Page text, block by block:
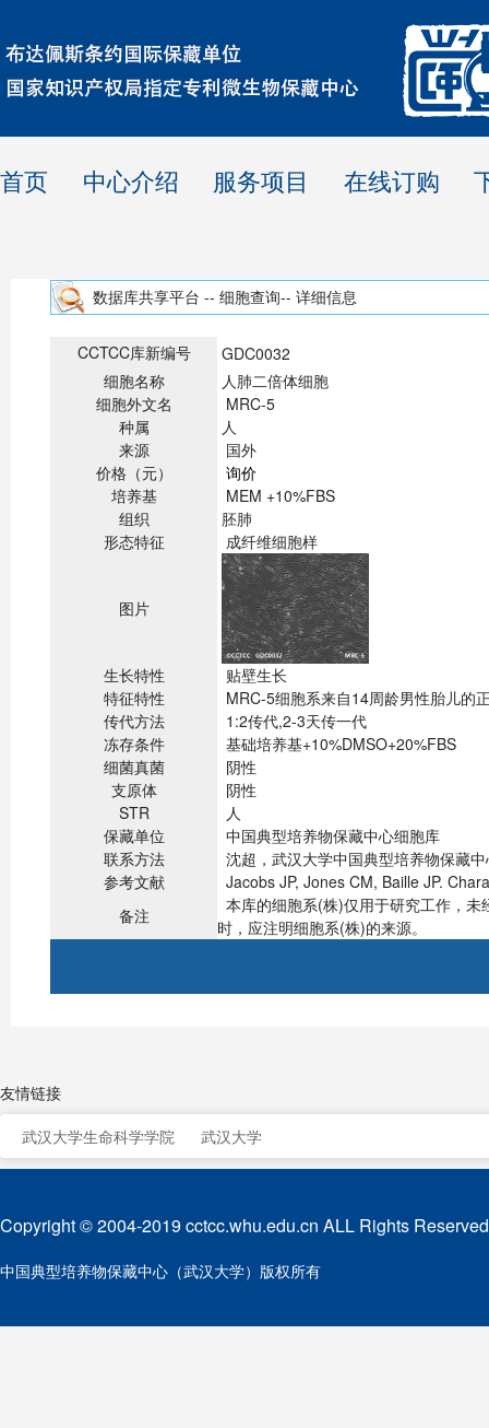
首页 中心介绍 服务项目 在线订购
数据库共享平台 -- 细胞查询-- 详细信息
CCTCC库新编号
GDC0032
细胞名称
人肺二倍体细胞
细胞外文名
MRC-5
种属
人
来源
国外
价格（元）
询价
培养基
MEM +10%FBS
组织
胚肺
形态特征
成纤维细胞样
图片
生长特性
贴壁生长
特征特性
MRC-5细胞系来自14周龄男性胎儿的
传代方法
1:2传代,2-3天传一代
冻存条件
基础培养基+10%DMSO+20%FBS
细菌真菌
阴性
支原体
阴性
STR
人
保藏单位
中国典型培养物保藏中心细胞库
联系方法
沈超，武汉大学中国典型培养物保藏
参考文献
Jacobs JP, Jones CM, Baille JP.
备注
本库的细胞系(株)仅用于研究工作，
时，应注明细胞系(株)的来源。
友情链接
武汉大学生命科学学院
武汉大学
Copyright © 2004-2019 cctcc.whu.edu.cn ALL Rights
中国典型培养物保藏中心（武汉大学）版权所有